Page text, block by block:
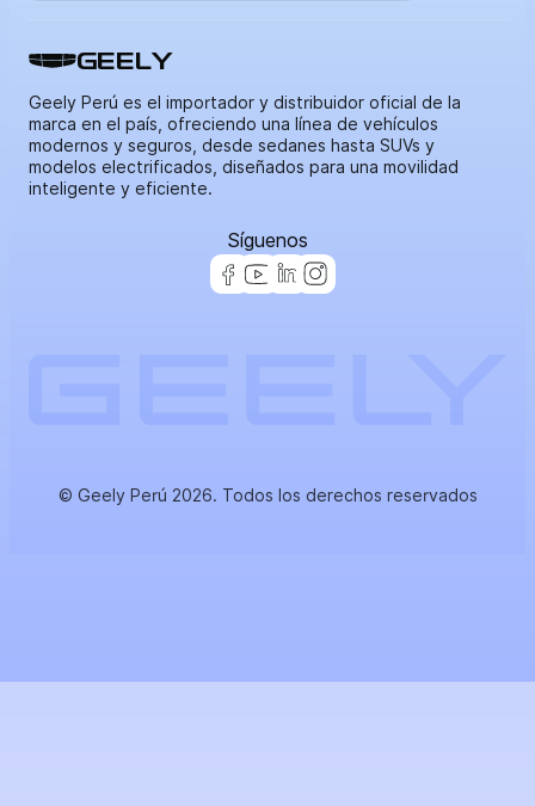
GEELY
Geely Perú es el importador y distribuidor oficial de la
marca en el país, ofreciendo una línea de vehículos
modernos y seguros, desde sedanes hasta SUVs y
modelos electrificados, diseñados para una movilidad
inteligente y eficiente.
Síguenos
© Geely Perú 2026. Todos los derechos reservados